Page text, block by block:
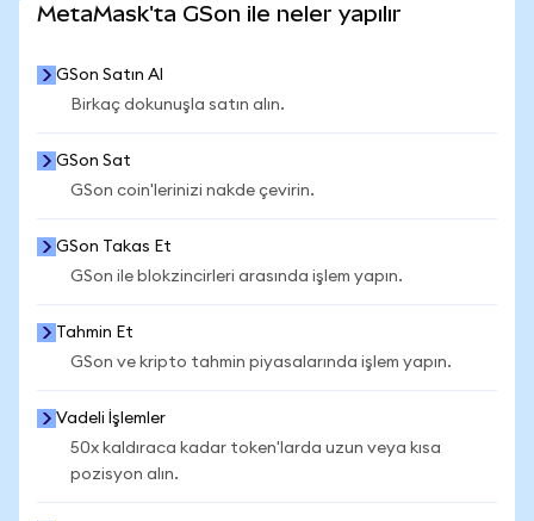
MetaMask'ta GSon ile neler yapılır
GSon Satın Al
Birkaç dokunuşla satın alın.
GSon Sat
GSon coin'lerinizi nakde çevirin.
GSon Takas Et
GSon ile blokzincirleri arasında işlem yapın.
Tahmin Et
GSon ve kripto tahmin piyasalarında işlem yapın.
Vadeli İşlemler
50x kaldıraca kadar token'larda uzun veya kısa
pozisyon alın.